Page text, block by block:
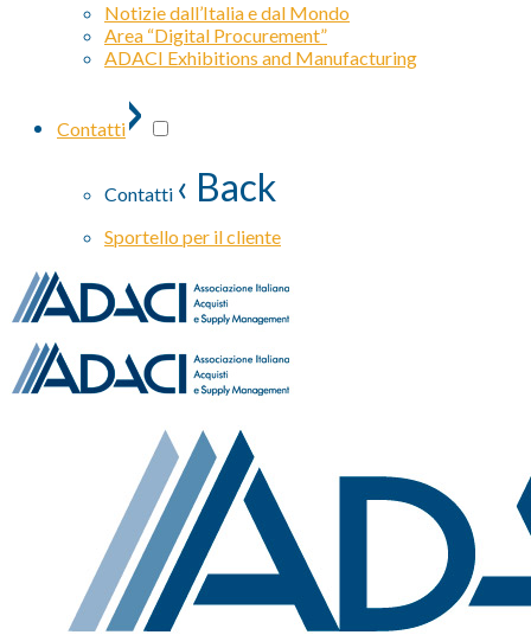
Notizie dall’Italia e dal Mondo
Area “Digital Procurement”
ADACI Exhibitions and Manufacturing
Contatti›
Contatti ‹ Back
Sportello per il cliente